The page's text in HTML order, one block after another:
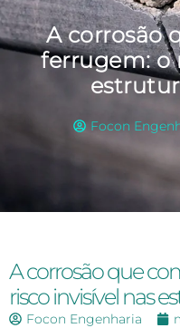
A corrosão
ferrugem: o
Focon
A corrosão que
risco invisível nas
Focon Engenharia